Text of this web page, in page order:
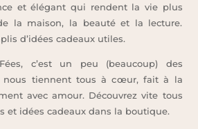
et élégant qui rendent la vie plus
la maison, la beauté et la lecture.
d’idées cadeaux utiles.
c’est un peu (beaucoup) des
nous tiennent tous à cœur, fait à la
avec amour. Découvrez vite tous
et idées cadeaux dans la boutique.